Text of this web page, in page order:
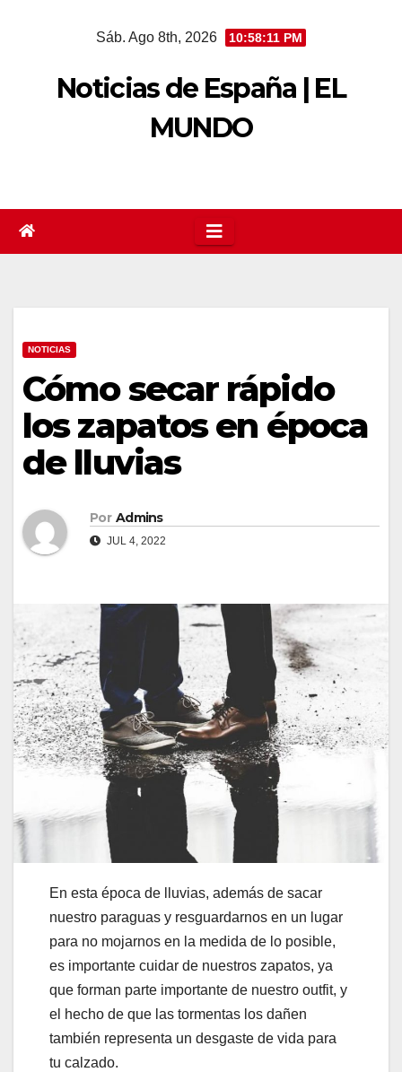
Sáb. Ago 8th, 2026 10:58:12 PM
Noticias de España | EL
MUNDO
NOTICIAS
Cómo secar rápido
los zapatos en época
de lluvias
Por Admins
JUL 4, 2022
En esta época de lluvias, además de sacar
nuestro paraguas y resguardarnos en un lugar
para no mojarnos en la medida de lo posible,
es importante cuidar de nuestros zapatos, ya
que forman parte importante de nuestro outfit, y
el hecho de que las tormentas los dañen
también representa un desgaste de vida para
tu calzado.